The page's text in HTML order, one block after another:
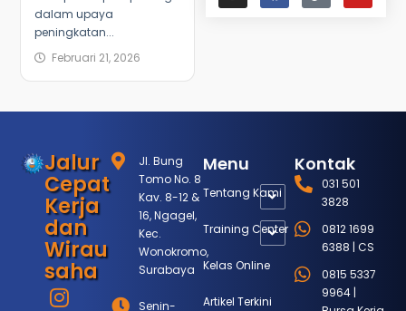
dalam upaya
peningkatan...
Februari 21, 2026
Jalur
Cepat
Kerja
dan
Wirau
saha
Jl. Bung
Tomo No. 8
Kav. 8-12 &
16, Ngagel,
Kec.
Wonokromo,
Surabaya
Senin-
Menu
Tentang Kami
Training Center
Kelas Online
Artikel Terkini
Kontak
031 501
3828
0812 1699
6388 | CS
0815 5337
9964 |